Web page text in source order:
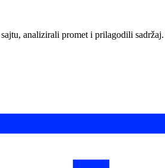
analizirali promet i prilagodili